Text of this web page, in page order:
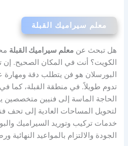
معلم سيراميك القبلة
هل تبحث عنمعلم سيراميك القبلة
الكويت؟ أنت في المكان الصحيح. إن
البورسلان هو فن يتطلب دقة ومهارة
تدوم طويلاً. في منطقة القبلة، كما
الحاجة الماسة إلى فنيين متخصصين
لتحويل المساحات العادية إلى تحف
خدمات تركيب وتوريد السيراميك
الجودة والالتزام بالمواعيد النهائية